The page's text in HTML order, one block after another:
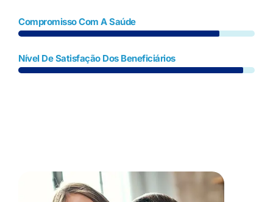
Compromisso Com A Saúde
Nível De Satisfação Dos Beneficiários